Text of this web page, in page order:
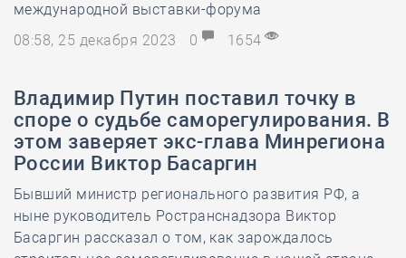
международной выставки-форума
08:58, 25 декабря 2023
0 1654
Владимир Путин поставил точку в
споре о судьбе саморегулирования. В
этом заверяет экс-глава Минрегиона
России Виктор Басаргин
Бывший министр регионального развития РФ, а
ныне руководитель Ространснадзора Виктор
Басаргин рассказал о том, как зарождалось